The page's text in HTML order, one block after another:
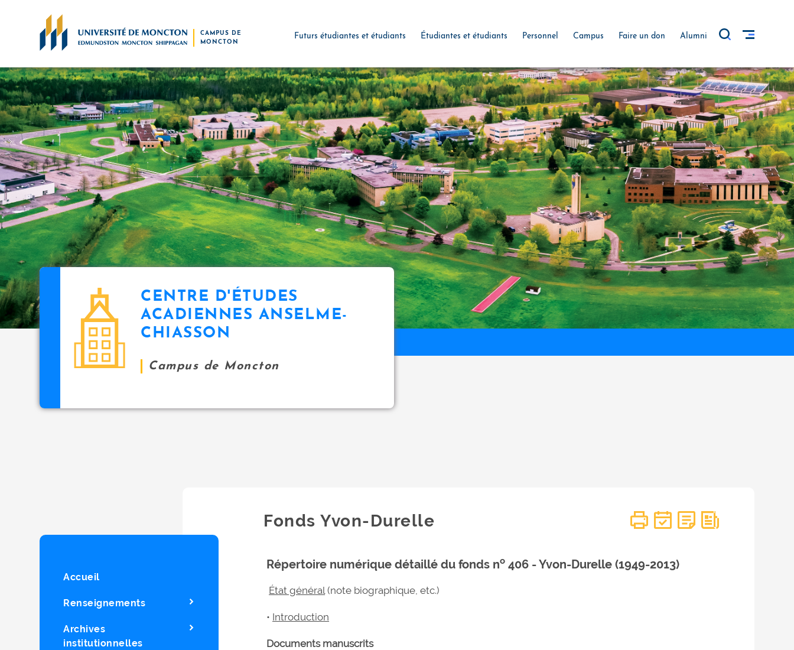
CAMPUS DE
MONCTON
Futurs étudiantes et étudiants Étudiantes et étudiants Personnel Campus Faire un don Alumni
CENTRE D'ÉTUDES
ACADIENNES ANSELME-
CHIASSON
Campus de Moncton
Accueil
Renseignements
Archives
institutionnelles
Fonds Yvon-Durelle
Répertoire numérique détaillé du fonds no 406 - Yvon-Durelle (1949-2013)
État général (note biographique, etc.)
• Introduction
Documents manuscrits